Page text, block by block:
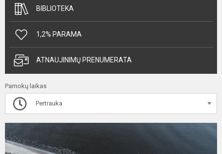
BIBLIOTEKA
1,2% PARAMA
ATNAUJINIMŲ PRENUMERATA
Pamokų laikas
Pertrauka